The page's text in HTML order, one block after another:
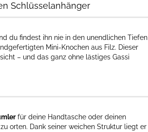
Schlüsselanhänger
du findest ihn nie in den unendlichen Tiefen
Mini-Knochen aus Filz. Dieser
– und das ganz ohne lästiges Gassi
für deine Handtasche oder deinen
orten. Dank seiner weichen Struktur liegt er